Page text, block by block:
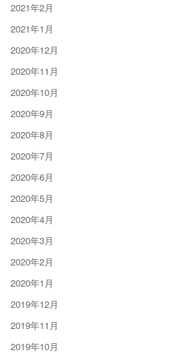
2021年2月
2021年1月
2020年12月
2020年11月
2020年10月
2020年9月
2020年8月
2020年7月
2020年6月
2020年5月
2020年4月
2020年3月
2020年2月
2020年1月
2019年12月
2019年11月
2019年10月